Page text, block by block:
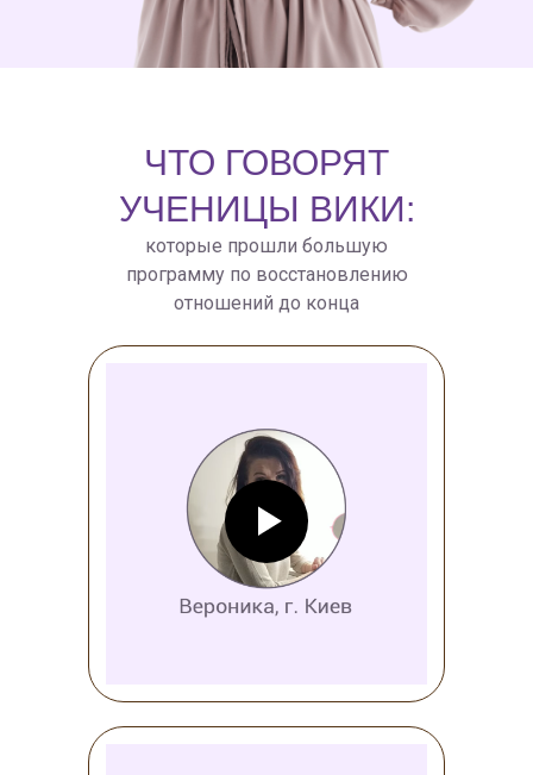
ЧТО ГОВОРЯТ
УЧЕНИЦЫ ВИКИ:
которые прошли большую
программу по восстановлению
отношений до конца